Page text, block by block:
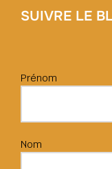
SUIVRE LE
Prénom
Nom